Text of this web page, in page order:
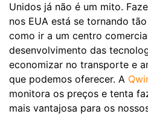
Unidos já não é um mito.
nos EUA está se tornando
como ir a um centro
desenvolvimento das
economizar no transporte e
que podemos oferecer. A
monitora os preços e tenta
mais vantajosa para os